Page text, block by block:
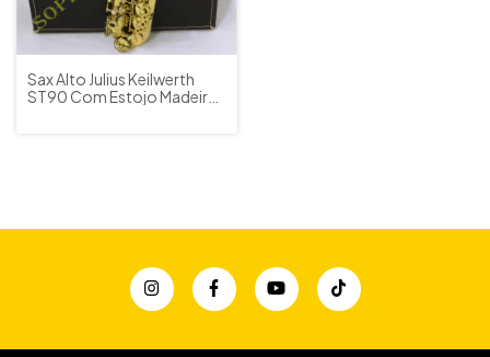
Sax Alto Julius Keilwerth
ST90 Com Estojo Madeira